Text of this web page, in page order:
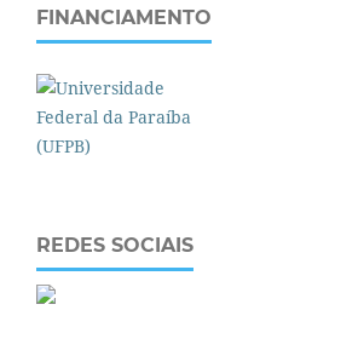
FINANCIAMENTO
REDES SOCIAIS